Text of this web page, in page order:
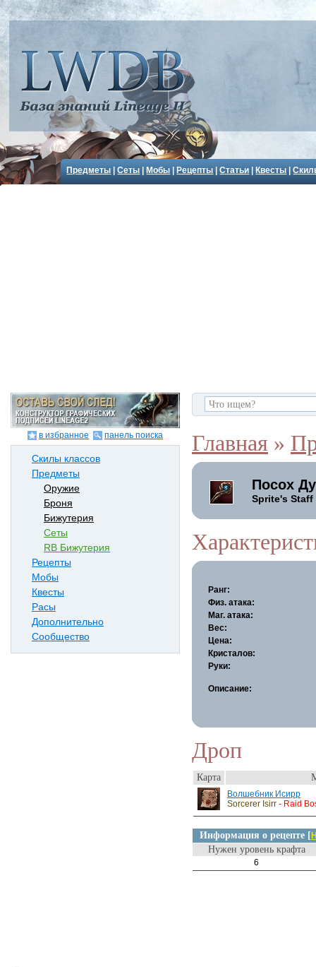
Предметы |Сеты Мобы Рецепты |Статьи Квесты |
в избранное панель поиска
Скилы классов
Предметы
Оружие
Броня
Бижутерия
Сеты
RB Бижутерия
Рецепты
Мобы
Квесты
Расы
Дополнительно
Сообщество
Главная »
Посох
Sprite's Staff
Ранг:
Физ. атака:
Маг. атака:
Вес:
Цена:
Кристалов:
Руки:
Описание:
Дроп
Карта
Волшебник Исирр
Sorcerer Isirr - Raid
Информация о рецепте [
Нужен уровень крафта
6